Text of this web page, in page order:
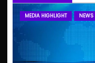
MEDIA HIGHLIGHT NEWS